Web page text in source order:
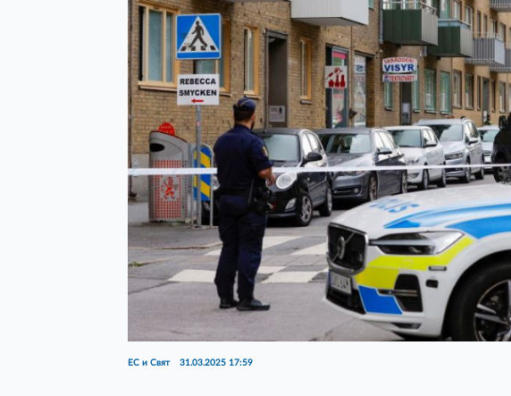
ЕС и Свят 31.03.2025 17:59